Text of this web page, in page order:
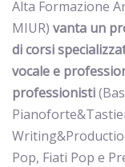
Alta Formazione
MIUR) vanta un
di corsi
vocale e
professionisti
Pop, Fiati Pop e